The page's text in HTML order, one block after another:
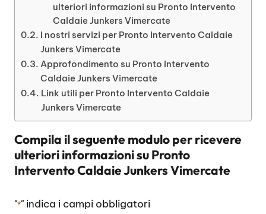
ulteriori informazioni su Pronto Intervento
Caldaie Junkers Vimercate
I nostri servizi per Pronto Intervento Caldaie
Junkers Vimercate
Approfondimento su Pronto Intervento
Caldaie Junkers Vimercate
Link utili per Pronto Intervento Caldaie
Junkers Vimercate
Compila il seguente modulo per ricevere
ulteriori informazioni suPronto
Intervento Caldaie Junkers Vimercate
"*" indica i campi obbligatori